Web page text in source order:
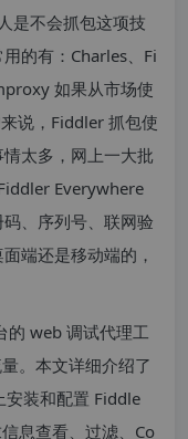
是不会抓包这项技
的有：Charles、Fi
如果从市场使
说，Fiddler 抓包使
太多，网上一大批
Everywhere
、序列号、联网验
端还是移动端的，
的 web 调试代理工
。本文详细介绍了
装和配置 Fiddle
息查看、过滤、Co